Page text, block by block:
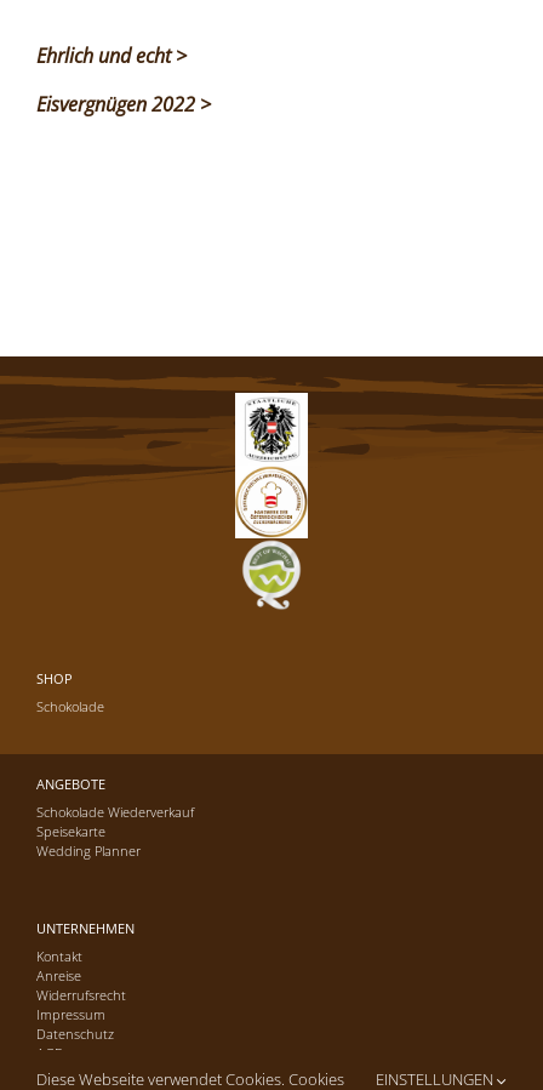
Ehrlich und echt >
Eisvergnügen 2022 >
SHOP
Schokolade
ANGEBOTE
Schokolade Wiederverkauf
Speisekarte
Wedding Planner
UNTERNEHMEN
Kontakt
Anreise
Widerrufsrecht
Impressum
Datenschutz
AGB
Diese Webseite verwendet Cookies. Cookies EINSTELLUNGEN